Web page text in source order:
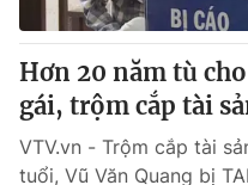
Hơn 20 năm tù
gái, trộm cắp tài
VTV.vn - Trộm cắp tài
tuổi, Vũ Văn Quang bị